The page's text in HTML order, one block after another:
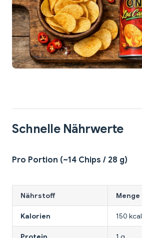
Schnelle Nährwerte
Pro Portion (~14 Chips / 28 g)
Nährstoff Menge
Kalorien 150 kcal